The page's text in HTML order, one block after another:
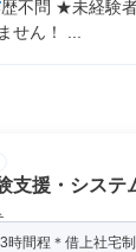
不問 ★未経験
せん！ ...
支援・システ
時間程＊借上社宅